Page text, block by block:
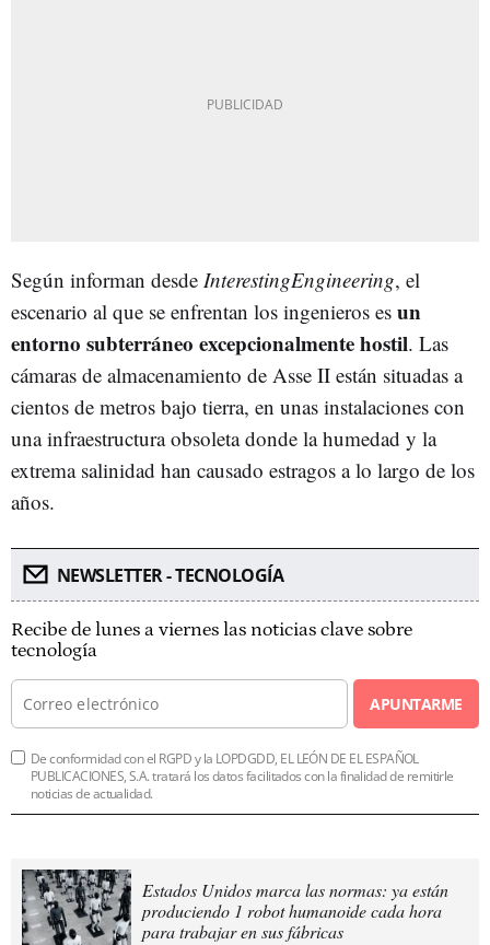
Según informan desde InterestingEngineering, el
escenario al que se enfrentan los ingenieros es un
entorno subterráneo excepcionalmente hostil. Las
cámaras de almacenamiento de Asse II están situadas a
cientos de metros bajo tierra, en unas instalaciones con
una infraestructura obsoleta donde la humedad y la
extrema salinidad han causado estragos a lo largo de los
años.
NEWSLETTER - TECNOLOGÍA
Recibe de lunes a viernes las noticias clave sobre
tecnología
APUNTARME
De conformidad con el RGPD y la LOPDGDD, EL LEÓN DE EL ESPAÑOL
PUBLICACIONES, S.A. tratará los datos facilitados con la finalidad de remitirle
noticias de actualidad.
Estados Unidos marca las normas: ya están
produciendo 1 robot humanoide cada hora
para trabajar en sus fábricas